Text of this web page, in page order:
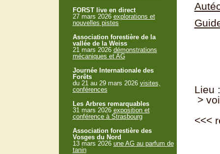
Lieu
>
<<<
FORST live en direct
27 mars 2026 explorations et
nouvelles pistes
Association forestière de la
vallée de la Weiss
21 mars 2026 démonstrations
mécaniques et AG
Journée Internationale des
Forêts
du 21 au 29 mars 2026 visites,
conférences
Les Arbres remarquables
31 mars 2026 exposition et
conférence à Strasbourg
Association forestière des
Vosges du Nord
13 mars 2026 une AG au parfum de
tanin